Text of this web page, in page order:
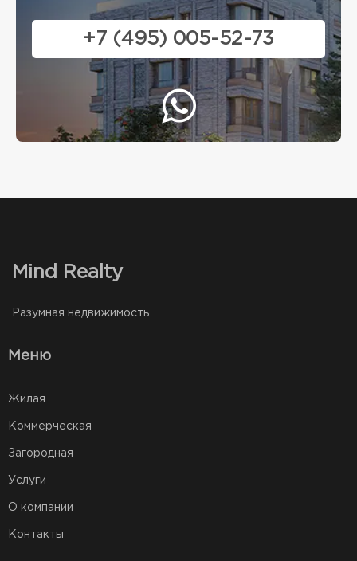
+7 (495) 005-52-73
Mind Realty
Разумная недвижимость
Меню
Жилая
Коммерческая
Загородная
Услуги
О компании
Контакты